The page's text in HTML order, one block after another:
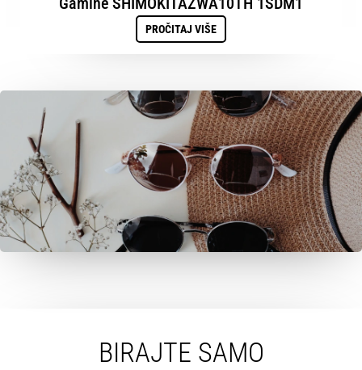
PROČITAJ VIŠE
BIRAJTE SAMO